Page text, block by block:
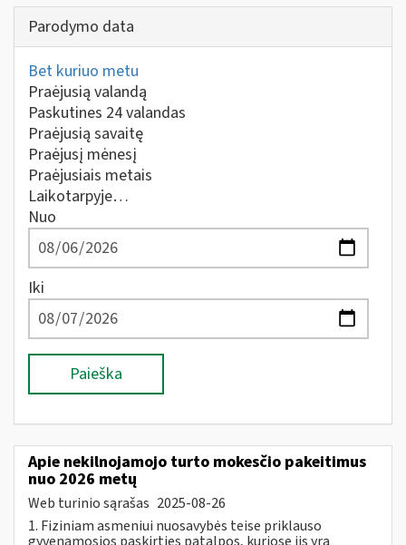
Parodymo data
Bet kuriuo metu
Praėjusią valandą
Paskutines 24 valandas
Praėjusią savaitę
Praėjusį mėnesį
Praėjusiais metais
Laikotarpyje…
Nuo
Iki
Paieška
Apie nekilnojamojo turto mokesčio pakeitimus
nuo 2026 metų
Web turinio sąrašas 2025-08-26
1. Fiziniam asmeniui nuosavybės teise priklauso
gyvenamosios paskirties patalpos, kuriose jis yra